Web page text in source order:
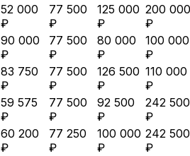
52 000
₽
77 500
₽
125 000
₽
200 000
₽
90 000
₽
77 500
₽
80 000
₽
100 000
₽
83 750
₽
77 500
₽
126 500
₽
110 000
₽
59 575
₽
77 500
₽
92 500
₽
242 500
₽
60 200
₽
77 250
₽
100 000
₽
242 500
₽